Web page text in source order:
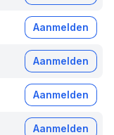
Aanmelden
Aanmelden
Aanmelden
Aanmelden